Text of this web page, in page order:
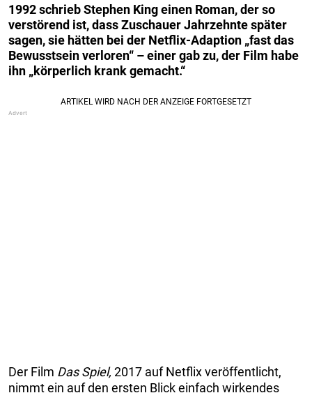
1992 schrieb Stephen King einen Roman, der so
verstörend ist, dass Zuschauer Jahrzehnte später
sagen, sie hätten bei der Netflix-Adaption „fast das
Bewusstsein verloren“ – einer gab zu, der Film habe
ihn „körperlich krank gemacht.“
Der Film Das Spiel, 2017 auf Netflix veröffentlicht,
nimmt ein auf den ersten Blick einfach wirkendes